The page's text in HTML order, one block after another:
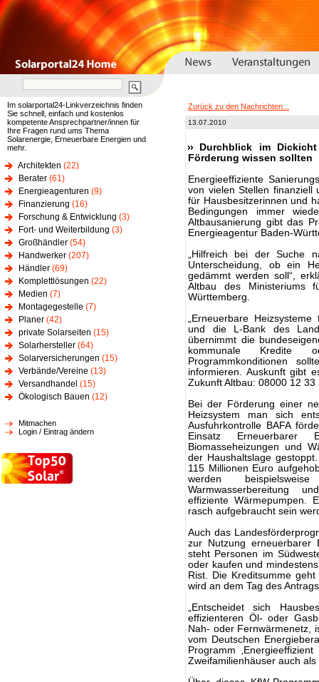
Im solarportal24-Linkverzeichnis finden
Sie schnell, einfach und kostenlos
kompetente Ansprechpartner/innen für
Ihre Fragen rund ums Thema
Solarenergie, Erneuerbare Energien und
mehr.
Architekten (22)
Berater (61)
Energieagenturen (9)
Finanzierung (16)
Forschung & Entwicklung (3)
Fort- und Weiterbildung (3)
Großhändler (54)
Handwerker (207)
Händler (69)
Komplettlösungen (22)
Medien (7)
Montagegestelle (7)
Planer (42)
private Solarseiten (15)
Solarhersteller (64)
Solarversicherungen (15)
Verbände/Vereine (13)
Versandhandel (15)
Ökologisch Bauen (12)
Mitmachen
Login / Eintrag ändern
Zurück zu den Nachrichten...
13.07.2010
Durchblick im
Förderung wissen sollten
Energieeffiziente
von vielen Stellen finanziell
für Hausbesitzerinnen und
Bedingungen immer
Altbausanierung gibt das
Energieagentur Baden-
„Hilfreich bei der Suche
Unterscheidung, ob ein
gedämmt werden soll“,
Altbau des Ministeriums
Württemberg.
„Erneuerbare
und die L-Bank des
übernimmt die
kommunale Kredite
Programmkonditionen
informieren. Auskunft gibt
Zukunft Altbau: 08000 12 33
Bei der Förderung einer
Heizsystem man sich
Ausfuhrkontrolle BAFA
Einsatz Erneuerbarer
Biomasseheizungen und
der Haushaltslage
115 Millionen Euro
werden
Warmwasserbereitung
effiziente Wärmepumpen.
rasch aufgebraucht sein
Auch das
zur Nutzung erneuerbarer
steht Personen im
oder kaufen und
Rist. Die Kreditsumme
wird an dem Tag des
„Entscheidet sich
effizienteren Öl- oder
Nah- oder Fernwärmenetz,
vom Deutschen
Programm
Zweifamilienhäuser auch